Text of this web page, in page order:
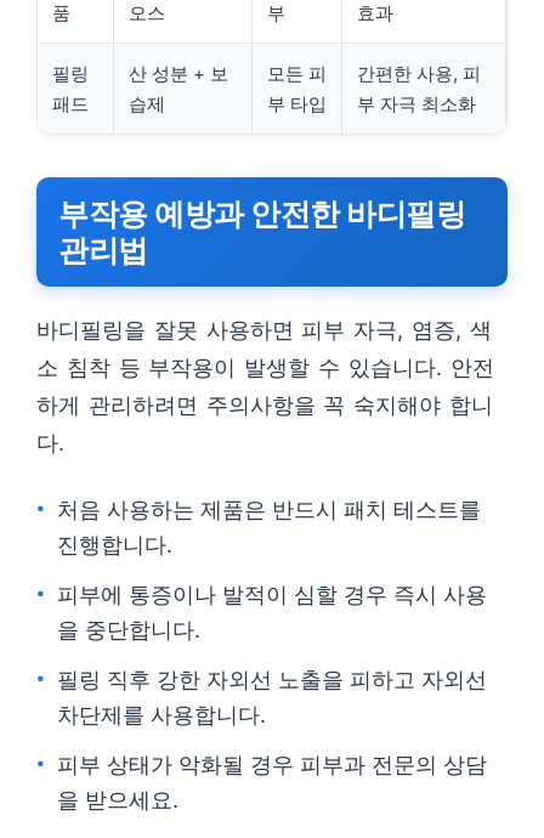
품
오스
부
효과
필링
패드
산 성분 + 보
습제
모든 피
부 타입
간편한 사용, 피
부 자극 최소화
부작용 예방과 안전한 바디필링
관리법
바디필링을 잘못 사용하면 피부 자극, 염증, 색
소 침착 등 부작용이 발생할 수 있습니다. 안전
하게 관리하려면 주의사항을 꼭 숙지해야 합니
다.
처음 사용하는 제품은 반드시 패치 테스트를
진행합니다.
피부에 통증이나 발적이 심할 경우 즉시 사용
을 중단합니다.
필링 직후 강한 자외선 노출을 피하고 자외선
차단제를 사용합니다.
피부 상태가 악화될 경우 피부과 전문의 상담
을 받으세요.